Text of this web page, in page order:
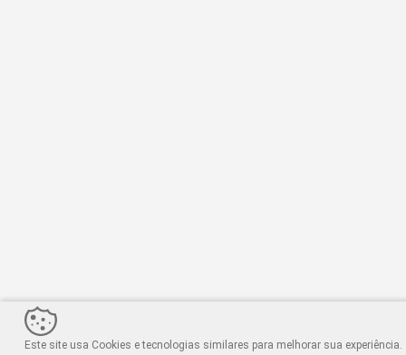
Este site usa Cookies e tecnologias similares para melhorar sua experiência.